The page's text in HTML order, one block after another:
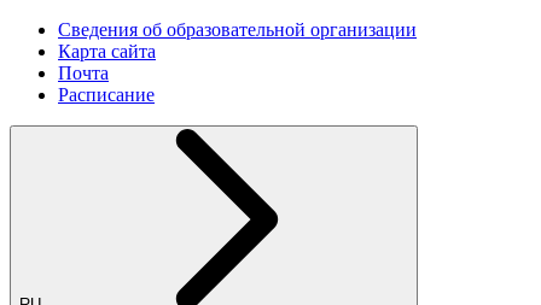
Сведения об образовательной организации
Карта сайта
Почта
Расписание